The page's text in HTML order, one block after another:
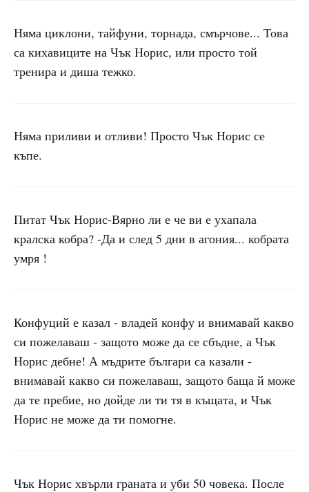
Няма циклони, тайфуни, торнада, смърчове... Това
са кихавиците на Чък Норис, или просто той
тренира и диша тежко.
Няма приливи и отливи! Просто Чък Норис се
къпе.
Питат Чък Норис-Вярно ли е че ви е ухапала
кралска кобра? -Да и след 5 дни в агония... кобрата
умря !
Конфуций е казал - владей конфу и внимавай какво
си пожелаваш - защото може да се сбъдне, а Чък
Норис дебне! А мъдрите българи са казали -
внимавай какво си пожелаваш, защото баща й може
да те пребие, но дойде ли ти тя в къщата, и Чък
Норис не може да ти помогне.
Чък Норис хвърли граната и уби 50 човека. После